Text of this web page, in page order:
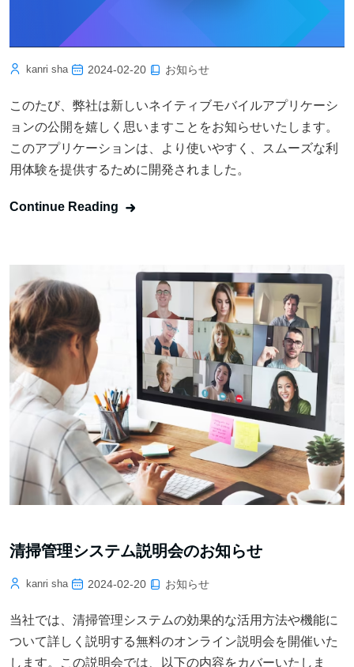
新しいネイティブモバイルアプリケーションの
公開について
kanri sha 2024-02-20 お知らせ
このたび、弊社は新しいネイティブモバイルアプリケーシ
ョンの公開を嬉しく思いますことをお知らせいたします。
このアプリケーションは、より使いやすく、スムーズな利
用体験を提供するために開発されました。
Continue Reading
清掃管理システム説明会のお知らせ
kanri sha 2024-02-20 お知らせ
当社では、清掃管理システムの効果的な活用方法や機能に
ついて詳しく説明する無料のオンライン説明会を開催いた
します。この説明会では、以下の内容をカバーいたしま